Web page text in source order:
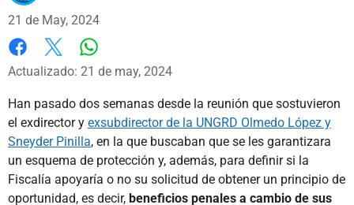
21 de May, 2024
Facebook
X
Actualizado: 21 de may, 2024
Han pasado dos semanas desde la reunión que sostuvieron
el exdirector y exsubdirector de la UNGRD Olmedo López y
Sneyder Pinilla, en la que buscaban que se les garantizara
un esquema de protección y, además, para definir si la
Fiscalía apoyaría o no su solicitud de obtener un principio de
oportunidad, es decir, beneficios penales a cambio de sus